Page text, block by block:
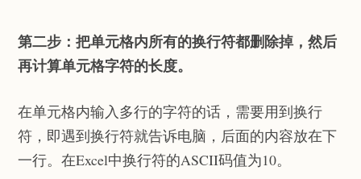
第二步：把单元格内所有的换行符都删除掉，然后
再计算单元格字符的长度。
在单元格内输入多行的字符的话，需要用到换行
符，即遇到换行符就告诉电脑，后面的内容放在下
一行。在Excel中换行符的ASCII码值为10。